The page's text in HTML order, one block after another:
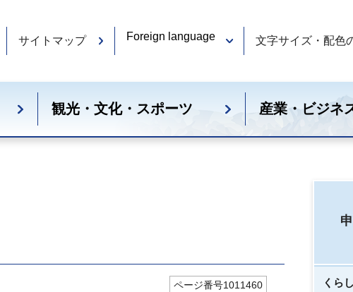
サイトマップ Foreign language 文字サイズ・配色
観光・文化・スポーツ 産業・ビジネ
ページ番号1011460 くら